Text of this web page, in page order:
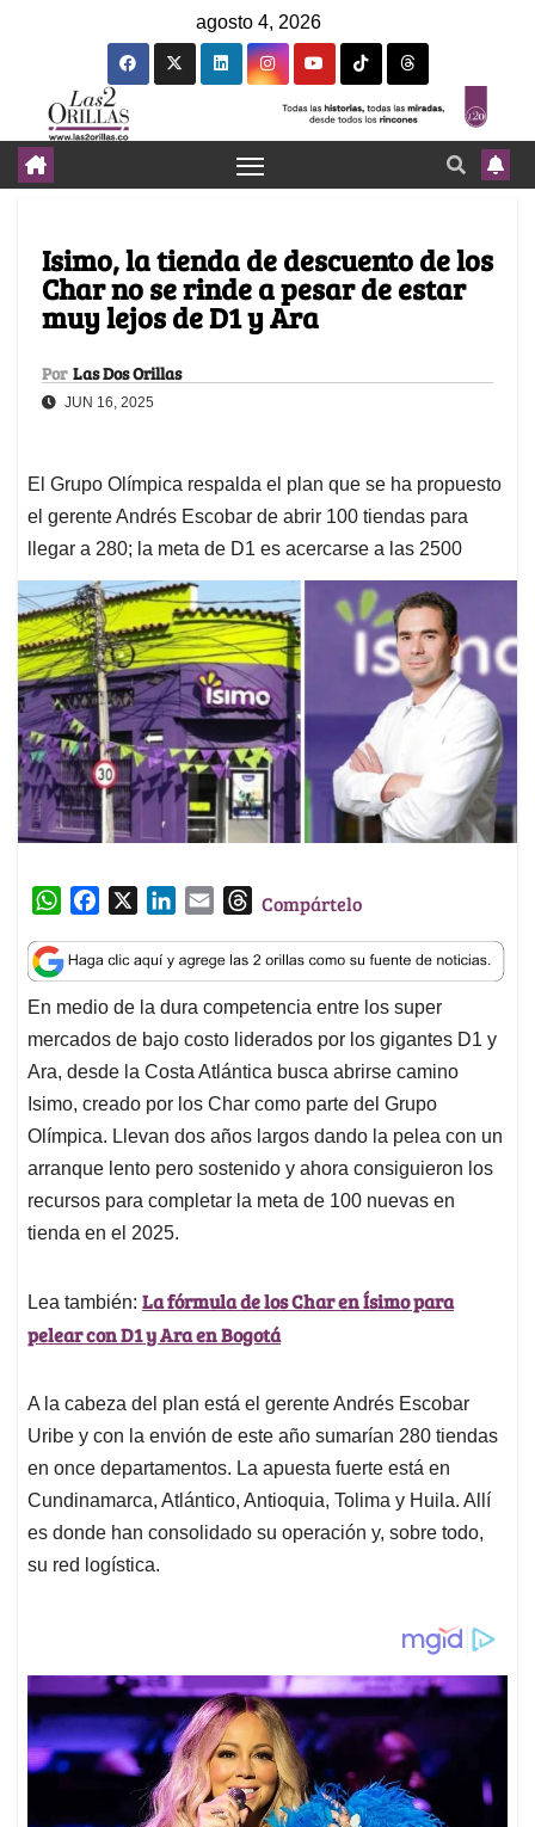
agosto 4, 2026
Isimo, la tienda de descuento de los
Char no se rinde a pesar de estar
muy lejos de D1 y Ara
Por Las Dos Orillas
JUN 16, 2025
El Grupo Olímpica respalda el plan que se ha propuesto
el gerente Andrés Escobar de abrir 100 tiendas para
llegar a 280; la meta de D1 es acercarse a las 2500
W
a
t
s
A
p
p
c
e
b
o
o
k
n
k
e
d
I
n
a
i
l
T
r
e
a
d
s
Compártelo
En medio de la dura competencia entre los super
mercados de bajo costo liderados por los gigantes D1 y
Ara, desde la Costa Atlántica busca abrirse camino
Isimo, creado por los Char como parte del Grupo
Olímpica. Llevan dos años largos dando la pelea con un
arranque lento pero sostenido y ahora consiguieron los
recursos para completar la meta de 100 nuevas en
tienda en el 2025.
Lea también: La fórmula de los Char en Ísimo para
pelear con D1 y Ara en Bogotá
A la cabeza del plan está el gerente Andrés Escobar
Uribe y con la envión de este año sumarían 280 tiendas
en once departamentos. La apuesta fuerte está en
Cundinamarca, Atlántico, Antioquia, Tolima y Huila. Allí
es donde han consolidado su operación y, sobre todo,
su red logística.